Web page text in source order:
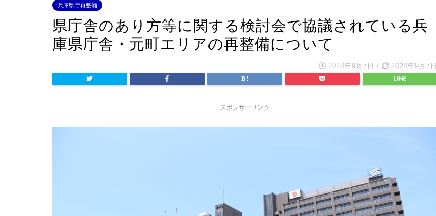
兵庫県庁再整備
県庁舎のあり方等に関する検討会で協議されている兵
庫県庁舎・元町エリアの再整備について
2024年9月7日 / 2024年9月7日
スポンサーリンク